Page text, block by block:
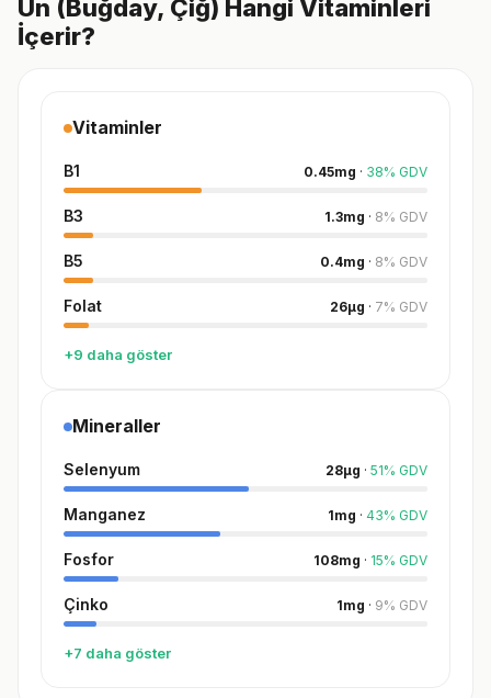
Un (Buğday, Çiğ) Hangi Vitaminleri
İçerir?
Vitaminler
B1 0.45mg · 38% GDV
B3 1.3mg · 8% GDV
B5 0.4mg · 8% GDV
Folat 26µg · 7% GDV
+9 daha göster
Mineraller
Selenyum 28µg · 51% GDV
Manganez 1mg · 43% GDV
Fosfor 108mg · 15% GDV
Çinko 1mg · 9% GDV
+7 daha göster